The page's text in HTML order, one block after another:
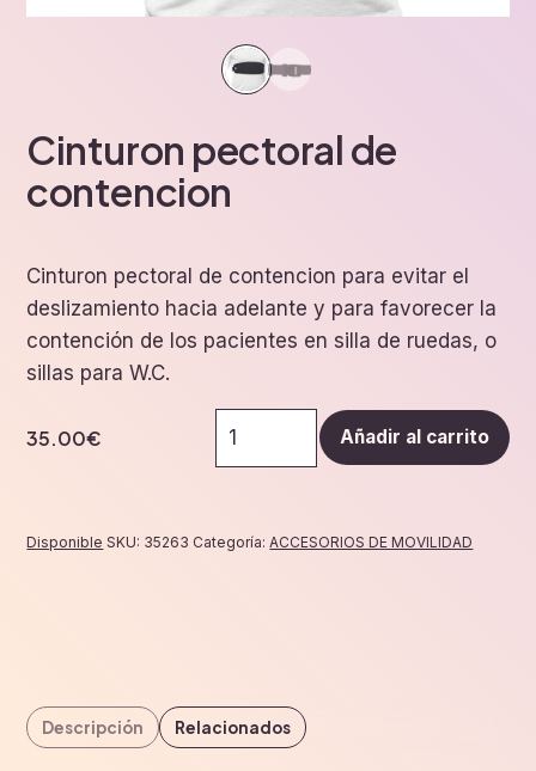
Cinturon pectoral de
contencion
Cinturon pectoral de contencion para evitar el
deslizamiento hacia adelante y para favorecer la
contención de los pacientes en silla de ruedas, o
sillas para W.C.
35.00€
pectoral
cantidad
Añadir al carrito
Disponible SKU: 35263 Categoría:ACCESORIOS DE MOVILIDAD
Descripción Relacionados